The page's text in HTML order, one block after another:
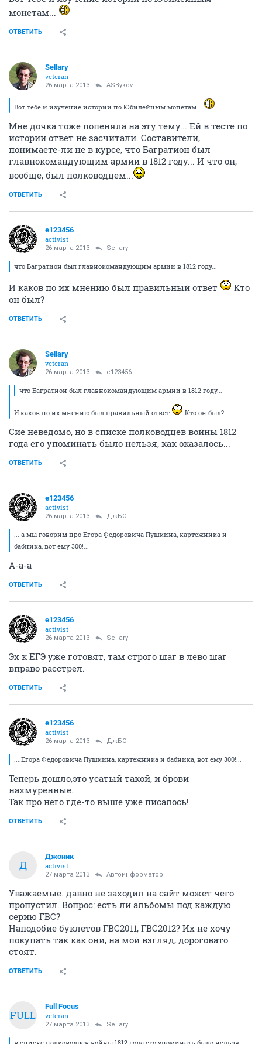
монетам...
ОТВЕТИТЬ
Sellary
veteran
26 марта 2013 ASBykov
Вот тебе и изучение истории по Юбилейным монетам...
Мне дочка тоже попеняла на эту тему... Ей в тесте по
истории ответ не засчитали. Составители,
понимаете-ли не в курсе, что Багратион был
главнокомандующим армии в 1812 году... И что он,
вообще, был полководцем...
ОТВЕТИТЬ
e123456
activist
26 марта 2013 Sellary
что Багратион был главнокомандующим армии в 1812 году...
И каков по их мнению был правильный ответ
Кто
он был?
ОТВЕТИТЬ
Sellary
veteran
26 марта 2013 e123456
что Багратион был главнокомандующим армии в 1812 году...
И каков по их мнению был правильный ответ Кто он был?
Сие неведомо, но в списке полководцев войны 1812
года его упоминать было нельзя, как оказалось...
ОТВЕТИТЬ
e123456
activist
26 марта 2013 ДжБО
... а мы говорим про Егора Федоровича Пушкина, картежника и
бабника, вот ему 300!...
А-а-а
ОТВЕТИТЬ
e123456
activist
26 марта 2013 Sellary
Эх к ЕГЭ уже готовят, там строго шаг в лево шаг
вправо расстрел.
ОТВЕТИТЬ
e123456
activist
26 марта 2013 ДжБО
....Егора Федоровича Пушкина, картежника и бабника, вот ему 300!...
Теперь дошло,это усатый такой, и брови
нахмуренные.
Так про него где-то выше уже писалось!
ОТВЕТИТЬ
Д
Джоник
activist
27 марта 2013 Автоинформатор
Уважаемые. давно не заходил на сайт может чего
пропустил. Вопрос: есть ли альбомы под каждую
серию ГВС?
Наподобие буклетов ГВС2011, ГВС2012? Их не хочу
покупать так как они, на мой взгляд, дороговато
стоят.
ОТВЕТИТЬ
FULL
Full Focus
veteran
27 марта 2013 Sellary